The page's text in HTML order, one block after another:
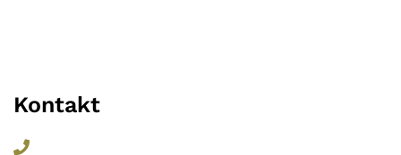
Kontakt​